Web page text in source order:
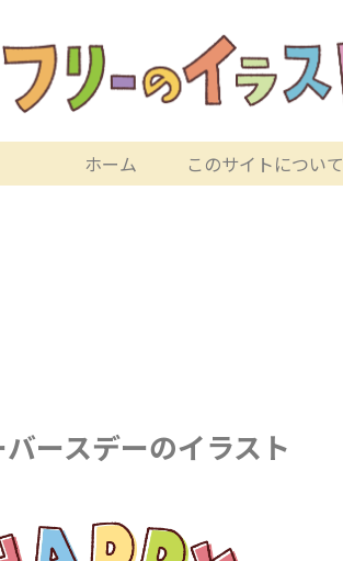
ホーム このサイトについて
ースデーのイラスト